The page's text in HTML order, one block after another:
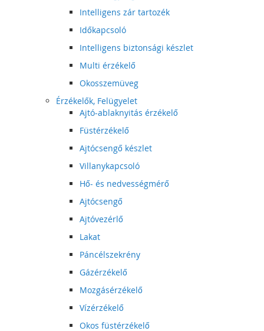
Intelligens zár tartozék
Időkapcsoló
Intelligens biztonsági készlet
Multi érzékelő
Okosszemüveg
Érzékelők, Felügyelet
Ajtó-ablaknyitás érzékelő
Füstérzékelő
Ajtócsengő készlet
Villanykapcsoló
Hő- és nedvességmérő
Ajtócsengő
Ajtóvezérlő
Lakat
Páncélszekrény
Gázérzékelő
Mozgásérzékelő
Vízérzékelő
Okos füstérzékelő